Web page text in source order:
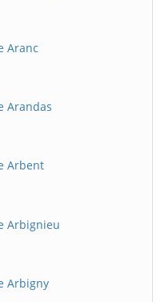
Aranc
Arandas
Arbent
Arbignieu
Arbigny